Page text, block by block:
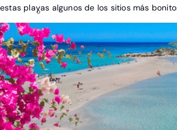
estas playas algunos de los sitios más